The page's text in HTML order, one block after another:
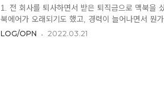
하고.채용이란 게. 사람이 필요해서 하는 일이잖아
1. 전 회사를 퇴사하면서 받은 퇴직금으로 맥북을
북에어가 오래되기도 했고, 경력이 늘어나면서 뭔
각오를 다지기 위함이기도 했다. 하지만 '현 세계관
용을 배우고 나니 흥미가 뚝 떨어져서 거의 켜지
틀 만에 파악했었는데, 지금 내게는 그런 열정과
LOG/OPN 2022.03.21